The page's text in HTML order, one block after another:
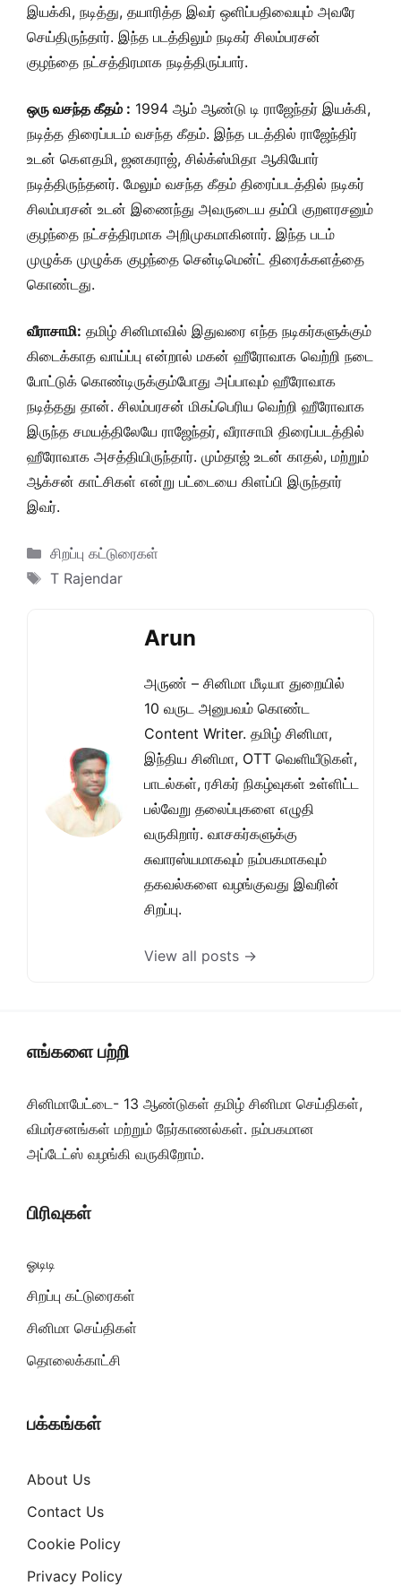
இயக்கி, நடித்து, தயாரித்த இவர் ஒளிப்பதிவையும் அவரே
செய்திருந்தார். இந்த படத்திலும் நடிகர் சிலம்பரசன்
குழந்தை நட்சத்திரமாக நடித்திருப்பார்.
ஒரு வசந்த கீதம் : 1994 ஆம் ஆண்டு டி ராஜேந்தர் இயக்கி,
நடித்த திரைப்படம் வசந்த கீதம். இந்த படத்தில் ராஜேந்திர்
உடன் கௌதமி, ஜனகராஜ், சில்க்ஸ்மிதா ஆகியோர்
நடித்திருந்தனர். மேலும் வசந்த கீதம் திரைப்படத்தில் நடிகர்
சிலம்பரசன் உடன் இணைந்து அவருடைய தம்பி குறளரசனும்
குழந்தை நட்சத்திரமாக அறிமுகமாகினார். இந்த படம்
முழுக்க முழுக்க குழந்தை சென்டிமென்ட் திரைக்களத்தை
கொண்டது.
வீராசாமி: தமிழ் சினிமாவில் இதுவரை எந்த நடிகர்களுக்கும்
கிடைக்காத வாய்ப்பு என்றால் மகன் ஹீரோவாக வெற்றி நடை
போட்டுக் கொண்டிருக்கும்போது அப்பாவும் ஹீரோவாக
நடித்தது தான். சிலம்பரசன் மிகப்பெரிய வெற்றி ஹீரோவாக
இருந்த சமயத்திலேயே ராஜேந்தர், வீராசாமி திரைப்படத்தில்
ஹீரோவாக அசத்தியிருந்தார். மும்தாஜ் உடன் காதல், மற்றும்
ஆக்சன் காட்சிகள் என்று பட்டையை கிளப்பி இருந்தார்
இவர்.
Categories
சிறப்பு கட்டுரைகள்
Tags
T Rajendar
Arun
அருண் – சினிமா மீடியா துறையில்
10 வருட அனுபவம் கொண்ட
Content Writer. தமிழ் சினிமா,
இந்திய சினிமா, OTT வெளியீடுகள்,
பாடல்கள், ரசிகர் நிகழ்வுகள் உள்ளிட்ட
பல்வேறு தலைப்புகளை எழுதி
வருகிறார். வாசகர்களுக்கு
சுவாரஸ்யமாகவும் நம்பகமாகவும்
தகவல்களை வழங்குவது இவரின்
சிறப்பு.
View all posts →
எங்களை பற்றி
சினிமாபேட்டை- 13 ஆண்டுகள் தமிழ் சினிமா செய்திகள்,
விமர்சனங்கள் மற்றும் நேர்காணல்கள். நம்பகமான
அப்டேட்ஸ் வழங்கி வருகிறோம்.
பிரிவுகள்
ஓடிடி
சிறப்பு கட்டுரைகள்
சினிமா செய்திகள்
தொலைக்காட்சி
பக்கங்கள்
About Us
Contact Us
Cookie Policy
Privacy Policy